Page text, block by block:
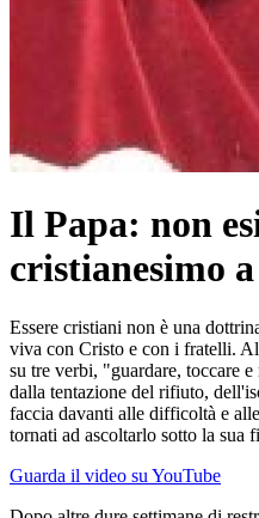
Il Papa: non
cristianesimo
Essere cristiani non è una
viva con Cristo e con i fratelli.
su tre verbi, "guardare, toccare
dalla tentazione del rifiuto,
faccia davanti alle difficoltà e
tornati ad ascoltarlo sotto la sua
Guarda il video su YouTube